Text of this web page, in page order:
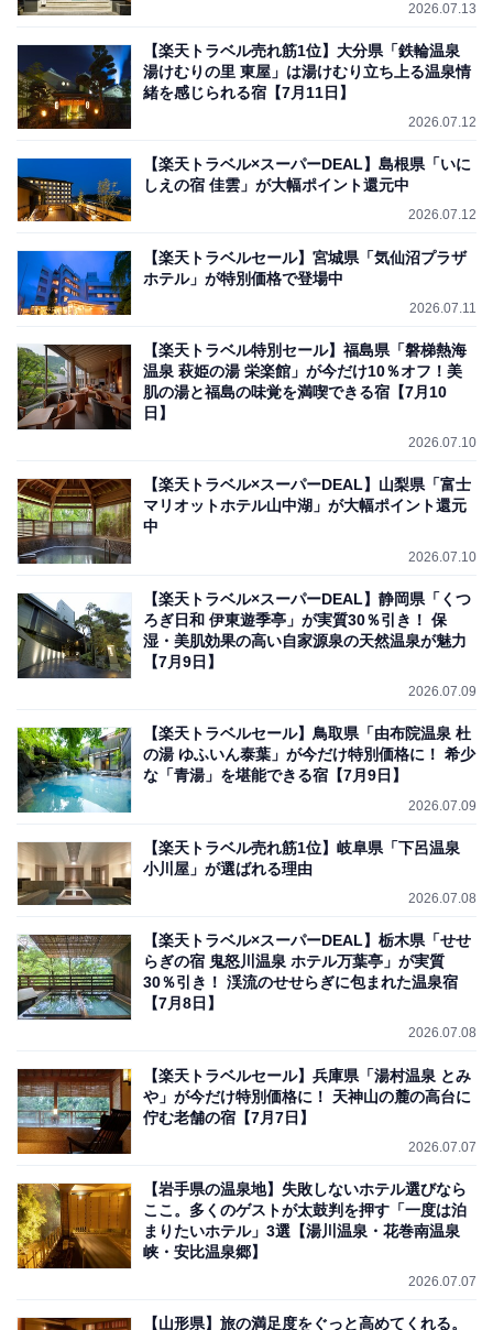
2026.07.13
【楽天トラベル売れ筋1位】大分県「鉄輪温泉
湯けむりの里 東屋」は湯けむり立ち上る温泉情
緒を感じられる宿【7月11日】
2026.07.12
【楽天トラベル×スーパーDEAL】島根県「いに
しえの宿 佳雲」が大幅ポイント還元中
2026.07.12
【楽天トラベルセール】宮城県「気仙沼プラザ
ホテル」が特別価格で登場中
2026.07.11
【楽天トラベル特別セール】福島県「磐梯熱海
温泉 萩姫の湯 栄楽館」が今だけ10％オフ！美
肌の湯と福島の味覚を満喫できる宿【7月10
日】
2026.07.10
【楽天トラベル×スーパーDEAL】山梨県「富士
マリオットホテル山中湖」が大幅ポイント還元
中
2026.07.10
【楽天トラベル×スーパーDEAL】静岡県「くつ
ろぎ日和 伊東遊季亭」が実質30％引き！ 保
湿・美肌効果の高い自家源泉の天然温泉が魅力
【7月9日】
2026.07.09
【楽天トラベルセール】鳥取県「由布院温泉 杜
の湯 ゆふいん泰葉」が今だけ特別価格に！ 希少
な「青湯」を堪能できる宿【7月9日】
2026.07.09
【楽天トラベル売れ筋1位】岐阜県「下呂温泉
小川屋」が選ばれる理由
2026.07.08
【楽天トラベル×スーパーDEAL】栃木県「せせ
らぎの宿 鬼怒川温泉 ホテル万葉亭」が実質
30％引き！ 渓流のせせらぎに包まれた温泉宿
【7月8日】
2026.07.08
【楽天トラベルセール】兵庫県「湯村温泉 とみ
や」が今だけ特別価格に！ 天神山の麓の高台に
佇む老舗の宿【7月7日】
2026.07.07
【岩手県の温泉地】失敗しないホテル選びなら
ここ。多くのゲストが太鼓判を押す「一度は泊
まりたいホテル」3選【湯川温泉・花巻南温泉
峡・安比温泉郷】
2026.07.07
【山形県】旅の満足度をぐっと高めてくれる。